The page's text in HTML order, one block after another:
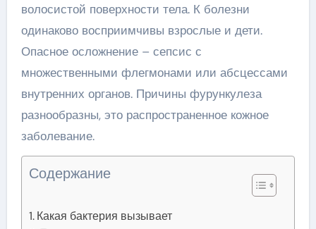
волосистой поверхности тела. К болезни
одинаково восприимчивы взрослые и дети.
Опасное осложнение – сепсис с
множественными флегмонами или абсцессами
внутренних органов. Причины фурункулеза
разнообразны, это распространенное кожное
заболевание.
Содержание
Какая бактерия вызывает